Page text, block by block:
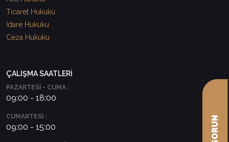
Ticaret Hukuku
İdare Hukuku
Ceza Hukuku
ÇALIŞMA SAATLERİ
PAZARTESİ - CUMA :
09:00 - 18:00
CUMARTESİ :
09:00 - 15:00